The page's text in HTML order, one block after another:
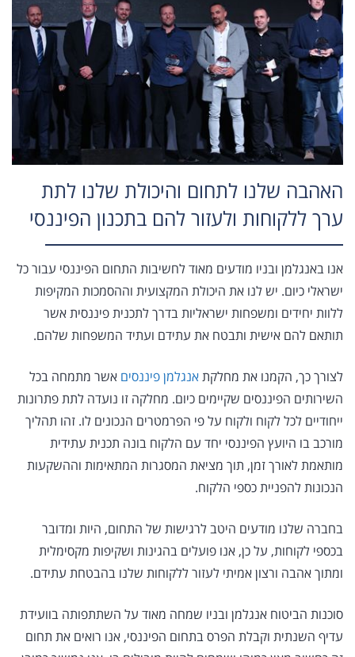
האהבה שלנו לתחום והיכולת שלנו לתת
ערך ללקוחות ולעזור להם בתכנון הפיננסי
אנו באנגלמן ובניו מודעים מאוד לחשיבות התחום הפיננסי עבור כל
ישראלי כיום. יש לנו את היכולת המקצועית וההסמכות המקיפות
ללוות יחידים ומשפחות ישראליות בדרך לתכנית פיננסית אשר
תותאם להם אישית ותבטח את עתידם ועתיד המשפחות שלהם.
לצורך כך, הקמנו את מחלקתאנגלמן פיננסים אשר מתמחה בכל
השירותים הפיננסים שקיימים כיום. מחלקה זו נועדה לתת פתרונות
ייחודיים לכל לקוח ולקוח על פי הפרמטרים הנכונים לו. זהו תהליך
מורכב בו היועץ הפיננסי יחד עם הלקוח בונה תכנית עתידית
מותאמת לאורך זמן, תוך מציאת המסגרות המתאימות וההשקעות
הנכונות להפניית כספי הלקוח.
בחברה שלנו מודעים היטב לרגישות של התחום, היות ומדובר
בכספי לקוחות, על כן, אנו פועלים בהגינות ושקיפות מקסימלית
ומתוך אהבה ורצון אמיתי לעזור ללקוחות שלנו בהבטחת עתידם.
סוכנות הביטוח אנגלמן ובניו שמחה מאוד על השתתפותה בוועידת
עדיף השנתית וקבלת הפרס בתחום הפיננסי, אנו רואים את תחום